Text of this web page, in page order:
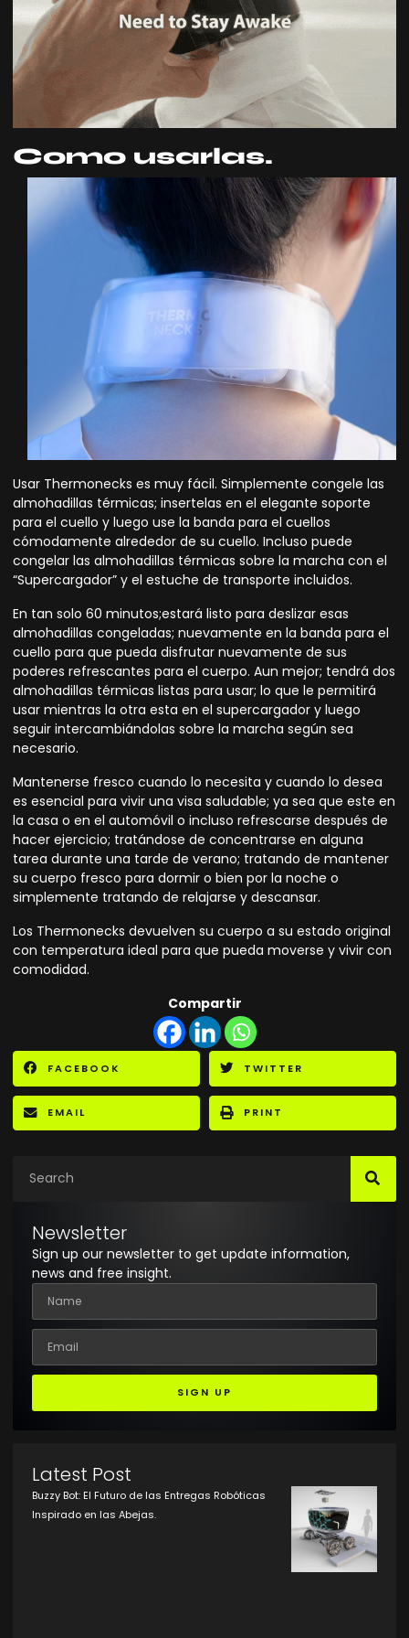
Como usarlas.
Usar Thermonecks es muy fácil. Simplemente congele las
almohadillas térmicas; insertelas en el elegante soporte
para el cuello y luego use la banda para el cuellos
cómodamente alrededor de su cuello. Incluso puede
congelar las almohadillas térmicas sobre la marcha con el
“Supercargador” y el estuche de transporte incluidos.
En tan solo 60 minutos;estará listo para deslizar esas
almohadillas congeladas; nuevamente en la banda para el
cuello para que pueda disfrutar nuevamente de sus
poderes refrescantes para el cuerpo. Aun mejor; tendrá dos
almohadillas térmicas listas para usar; lo que le permitirá
usar mientras la otra esta en el supercargador y luego
seguir intercambiándolas sobre la marcha según sea
necesario.
Mantenerse fresco cuando lo necesita y cuando lo desea
es esencial para vivir una visa saludable; ya sea que este en
la casa o en el automóvil o incluso refrescarse después de
hacer ejercicio; tratándose de concentrarse en alguna
tarea durante una tarde de verano; tratando de mantener
su cuerpo fresco para dormir o bien por la noche o
simplemente tratando de relajarse y descansar.
Los Thermonecks devuelven su cuerpo a su estado original
con temperatura ideal para que pueda moverse y vivir con
comodidad.
Compartir
FACEBOOK TWITTER
EMAIL PRINT
Newsletter
Sign up our newsletter to get update information,
news and free insight.
SIGN UP
Latest Post
Buzzy Bot: El Futuro de las Entregas Robóticas
Inspirado en las Abejas.